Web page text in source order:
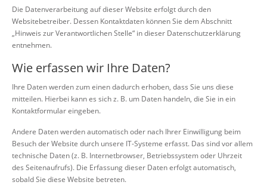
Die Datenverarbeitung auf dieser Website erfolgt durch den
Websitebetreiber. Dessen Kontaktdaten können Sie dem Abschnitt
„Hinweis zur Verantwortlichen Stelle“ in dieser Datenschutzerklärung
entnehmen.
Wie erfassen wir Ihre Daten?
Ihre Daten werden zum einen dadurch erhoben, dass Sie uns diese
mitteilen. Hierbei kann es sich z. B. um Daten handeln, die Sie in ein
Kontaktformular eingeben.
Andere Daten werden automatisch oder nach Ihrer Einwilligung beim
Besuch der Website durch unsere IT-Systeme erfasst. Das sind vor allem
technische Daten (z. B. Internetbrowser, Betriebssystem oder Uhrzeit
des Seitenaufrufs). Die Erfassung dieser Daten erfolgt automatisch,
sobald Sie diese Website betreten.